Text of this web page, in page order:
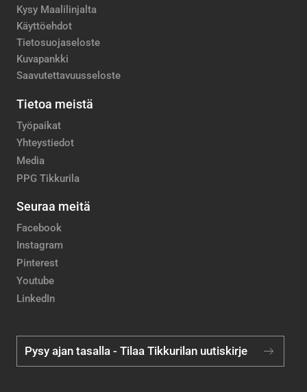
Kysy Maalilinjalta
Käyttöehdot
Tietosuojaseloste
Kuvapankki
Saavutettavuusseloste
Tietoa meistä
Työpaikat
Yhteystiedot
Media
PPG Tikkurila
Seuraa meitä
Facebook
Instagram
Pinterest
Youtube
LinkedIn
Pysy ajan tasalla - Tilaa Tikkurilan uutiskirje